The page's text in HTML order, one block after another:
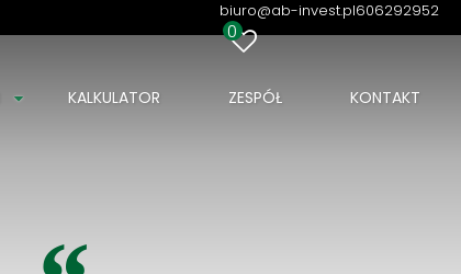
biuro@ab-invest.pl606292952
0
KALKULATOR ZESPÓŁ KONTAKT